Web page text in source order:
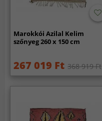
Marokkói Azilal Kelim
szőnyeg 260 x 150 cm
267 019 Ft 368 919 Ft